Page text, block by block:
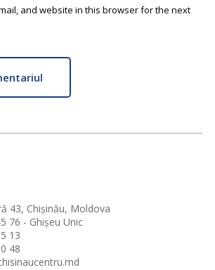
and website in this browser for the next
43, Chișinău, Moldova
76 - Ghișeu Unic
13
48